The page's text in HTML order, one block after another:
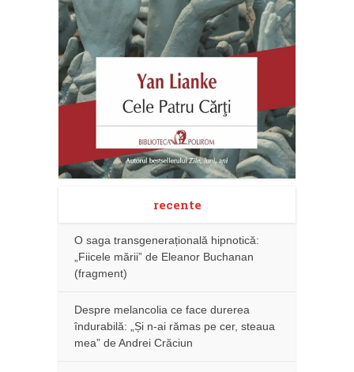
recente
O saga transgenerațională hipnotică:
„Fiicele mării” de Eleanor Buchanan
(fragment)
Despre melancolia ce face durerea
îndurabilă: „Și n-ai rămas pe cer, steaua
mea” de Andrei Crăciun